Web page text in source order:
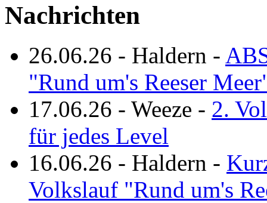
Nachrichten
26.06.26 - Haldern -
"Rund um's Reeser
17.06.26 - Weeze - 2.
für jedes Level
16.06.26 - Haldern -
Volkslauf "Rund um's